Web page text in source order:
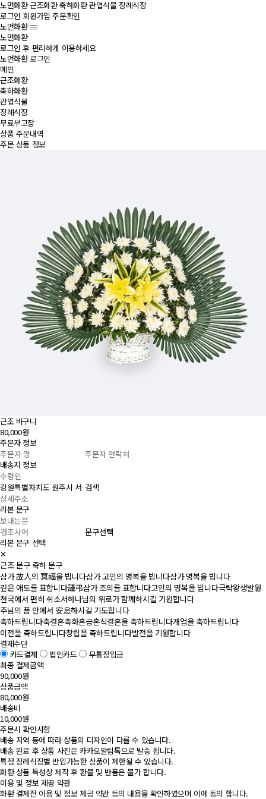
노먼화환근조화환축하화환관엽식물 장례식장
로그인 회원가입 주문확인
노먼화환
노먼화환
로그인 후 편리하게 이용하세요
노먼화환 로그인
메인
근조화환
축하화환
관엽식물
장례식장
무료부고장
상품 주문내역
주문 상품 정보
근조 바구니
80,000원
주문자 정보
배송지 정보
검색
리본 문구
문구선택
리본 문구 선택
✕
근조 문구 축하 문구
삼가 故人의 冥福을 빕니다삼가 고인의 명복을 빕니다삼가 명복을 빕니다
깊은 애도를 표합니다謹弔삼가 조의를 표합니다고인의 명복을 빕니다극락왕생발원
천국에서 편히 쉬소서하나님의 위로가 함께하시길 기원합니다
주님의 품 안에서 安息하시길 기도합니다
축하드립니다축결혼축화혼금혼식결혼을 축하드립니다개업을 축하드립니다
이전을 축하드립니다창립을 축하드립니다발전을 기원합니다
결제수단
카드결제
법인카드
무통장입금
최종 결제금액
90,000원
상품금액
80,000원
배송비
10,000원
주문시 확인사항
배송 지역 등에 따라 상품의 디자인이 다를 수 있습니다.
배송 완료 후 상품 사진은 카카오알림톡으로 발송 됩니다.
특정 장례식장별 반입가능한 상품이 제한될 수 있습니다.
화환 상품 특성상 제작 후 환불 및 반품은 불가 합니다.
이용 및 정보 제공 약관
화환 결제전 이용 및 정보 제공 약관 등의 내용을 확인하였으며 이에 동의 합니다.